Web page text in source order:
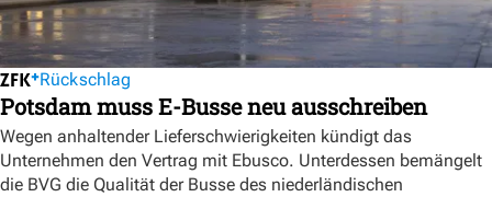
Rückschlag
Potsdam muss E-Busse neu ausschreiben
Wegen anhaltender Lieferschwierigkeiten kündigt das
Unternehmen den Vertrag mit Ebusco. Unterdessen bemängelt
die BVG die Qualität der Busse des niederländischen